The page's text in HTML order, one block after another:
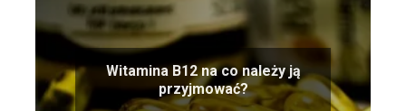
Witamina B12 na co należy ją
przyjmować?